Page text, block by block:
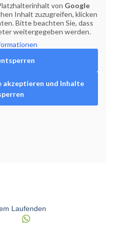
Laufenden
von Google
Inhalt zuzugreifen, klicken
Bitte beachten Sie, dass
weitergegeben werden.
akzeptieren und Inhalte